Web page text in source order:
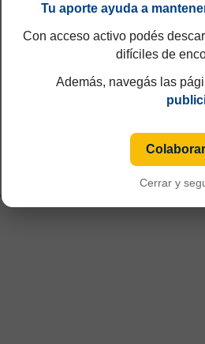
Libertadores 2019
Tu aporte ayuda a
Con acceso activo podés
difíciles de
Además, navegás las
Cerrar y